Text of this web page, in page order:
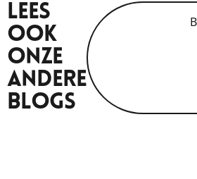
Lees
Ook
Onze
Andere
Blogs